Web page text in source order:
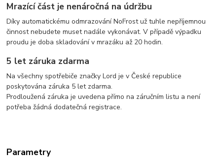
Mrazící část je nenáročná na údržbu
Díky automatickému odmrazování NoFrost už tuhle nepříjemnou
činnost nebudete muset nadále vykonávat. V případě výpadku
proudu je doba skladování v mrazáku až 20 hodin.
5 let záruka zdarma
Na všechny spotřebiče značky Lord je v České republice
poskytována záruka 5 let zdarma.
Prodloužená záruka je uvedena přímo na záručním listu a není
potřeba žádná dodatečná registrace.
Parametry